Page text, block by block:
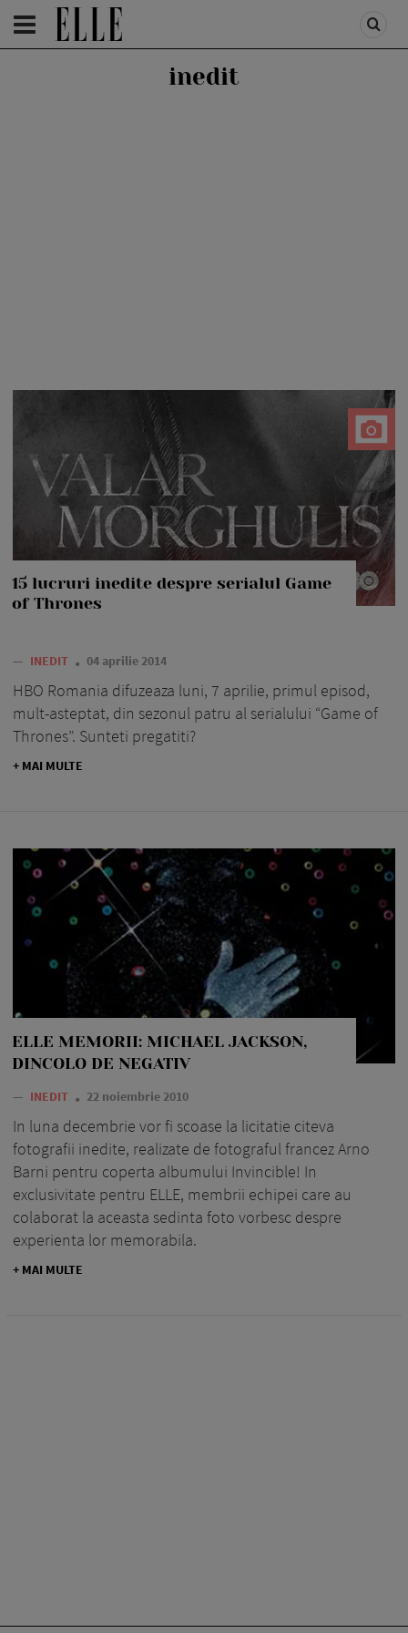
HOMEPAGE /LIFESTYLE
inedit
15 lucruri inedite despre serialul Game
of Thrones
— INEDIT 04 aprilie 2014
HBO Romania difuzeaza luni, 7 aprilie, primul episod,
mult-asteptat, din sezonul patru al serialului “Game of
Thrones”. Sunteti pregatiti?
+ MAI MULTE
ELLE MEMORII: MICHAEL JACKSON,
DINCOLO DE NEGATIV
— INEDIT 22 noiembrie 2010
In luna decembrie vor fi scoase la licitatie citeva
fotografii inedite, realizate de fotograful francez Arno
Barni pentru coperta albumului Invincible! In
exclusivitate pentru ELLE, membrii echipei care au
colaborat la aceasta sedinta foto vorbesc despre
experienta lor memorabila.
+ MAI MULTE